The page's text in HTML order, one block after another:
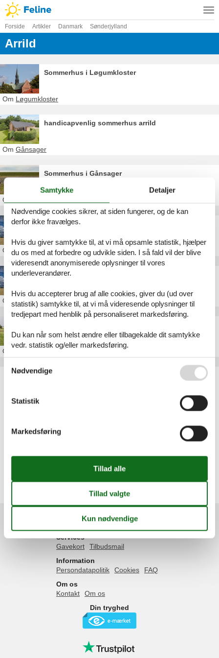
Forside Artikler Danmark Sønderjylland
Arrild
Sommerhus i Løgumkloster
Om Løgumkloster
handicapvenlig sommerhus arrild
Om Gånsager
Sommerhus i Gånsager
Om
Sommerhus i Arnum
OmArnum
Privat sommerhusudlejning Arrild Ferieby
Om Arrild
Om
Artikeltyper
Sommerhus
Inspiration
Sønderjylland
Gånsager
Services
Gavekort
Tilbudsmail
Information
Persondatapolitik
Cookies
FAQ
Om os
Kontakt
Om os
Din tryghed
Samtykke Detaljer
Nødvendige cookies sikrer, at siden fungerer, og de kan
derfor ikke fravælges.
Hvis du giver samtykke til, at vi må opsamle statistik, hjælper
du os med at forbedre og udvikle siden. I så fald vil der blive
videresendt anonymiserede oplysninger til vores
underleverandører.
Hvis du accepterer brug af alle cookies, giver du (ud over
statistik) samtykke til, at vi må videresende oplysninger til
tredjepart med henblik på personaliseret markedsføring.
Du kan når som helst ændre eller tilbagekalde dit samtykke
vedr. statistik og/eller markedsføring.
Nødvendige
Statistik
Markedsføring